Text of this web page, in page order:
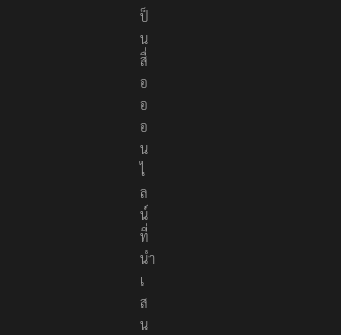
ป็
น
สื่
อ
อ
อ
น
ไ
ล
น์
ที่
นำ
เ
ส
น